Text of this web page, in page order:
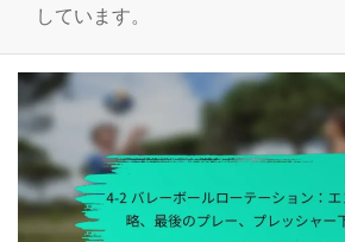
しています。